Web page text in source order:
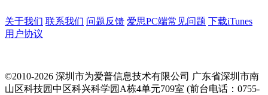
关于我们 联系我们 问题反馈 爱思PC端常见问题 下载iTunes
用户协议
©2010-2026 深圳市为爱普信息技术有限公司 广东省深圳市南
山区科技园中区科兴科学园A栋4单元709室 (前台电话：0755-